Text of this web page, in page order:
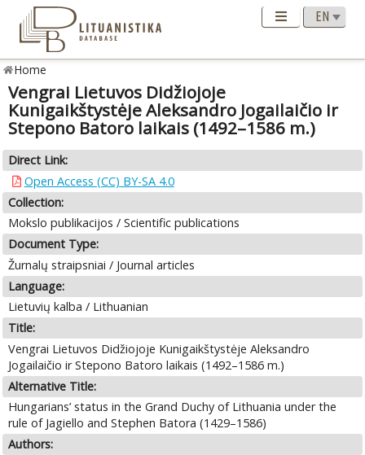
Home
Vengrai Lietuvos Didžiojoje
Kunigaikštystėje Aleksandro Jogailaičio ir
Stepono Batoro laikais (1492–1586 m.)
Direct Link:
Open Access (CC) BY-SA 4.0
Collection:
Mokslo publikacijos / Scientific publications
Document Type:
Žurnalų straipsniai / Journal articles
Language:
Lietuvių kalba / Lithuanian
Title:
Vengrai Lietuvos Didžiojoje Kunigaikštystėje Aleksandro
Jogailaičio ir Stepono Batoro laikais (1492–1586 m.)
Alternative Title:
Hungarians’ status in the Grand Duchy of Lithuania under the
rule of Jagiello and Stephen Batora (1429–1586)
Authors: